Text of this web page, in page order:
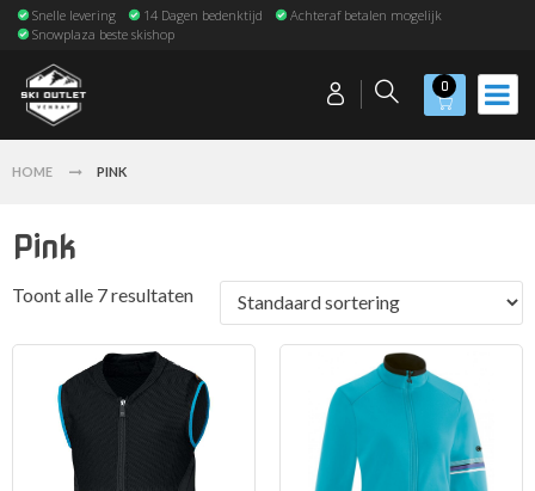
Snelle levering 14 Dagen bedenktijd
Achteraf betalen mogelijk
Snowplaza beste skishop
0
HOME PINK
Pink
Toont alle 7 resultaten